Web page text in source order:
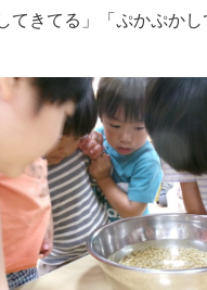
てきてる」「ぷかぷか